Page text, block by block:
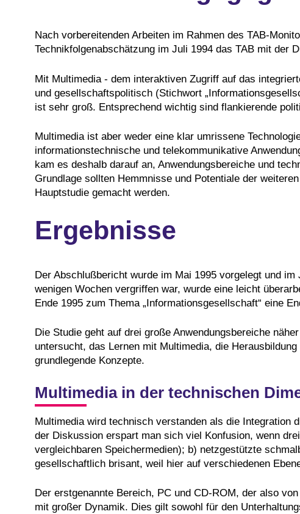
Nach vorbereitenden Arbeiten im Rahmen des TAB-
Technikfolgenabschätzung im Juli 1994 das TAB mit der
Mit Multimedia - dem interaktiven Zugriff auf das
und gesellschaftspolitisch (Stichwort
ist sehr groß. Entsprechend wichtig sind flankierende
Multimedia ist aber weder eine klar umrissene
informationstechnische und telekommunikative
kam es deshalb darauf an, Anwendungsbereiche und
Grundlage sollten Hemmnisse und Potentiale der
Hauptstudie gemacht werden.
Ergebnisse
Der Abschlußbericht wurde im Mai 1995 vorgelegt und
wenigen Wochen vergriffen war, wurde eine leicht
Ende 1995 zum Thema „Informationsgesellschaft“ eine
Die Studie geht auf drei große Anwendungsbereiche
untersucht, das Lernen mit Multimedia, die
grundlegende Konzepte.
Multimedia in der technischen
Multimedia wird technisch verstanden als die
der Diskussion erspart man sich viel Konfusion, wenn
vergleichbaren Speichermedien); b) netzgestützte
gesellschaftlich brisant, weil hier auf verschiedenen
Der erstgenannte Bereich, PC und CD-ROM, der also
mit großer Dynamik. Dies gilt sowohl für den